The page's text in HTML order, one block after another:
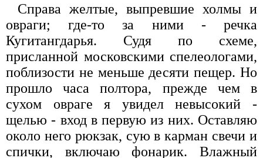
Справа желтые, выпревшие холмы и
овраги; где-то за ними - речка
Кугитангдарья. Судя по схеме,
присланной московскими спелеологами,
поблизости не меньше десяти пещер. Но
прошло часа полтора, прежде чем в
сухом овраге я увидел невысокий -
щелью - вход в первую из них. Оставляю
около него рюкзак, сую в карман свечи и
спички, включаю фонарик. Влажный